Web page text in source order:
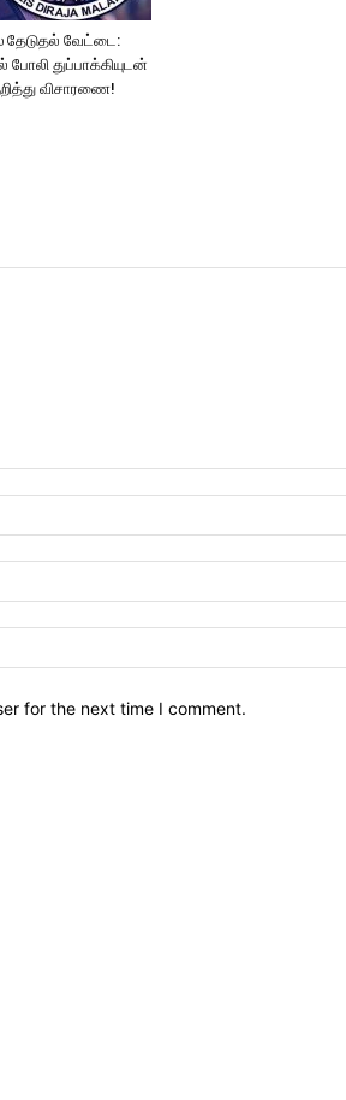
வேட்டை:
போலி துப்பாக்கியுடன்
விசாரணை!
for the next time I comment.